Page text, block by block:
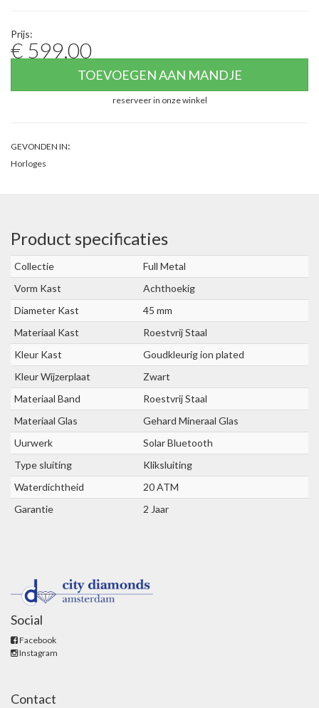
Prijs:
€ 599,00
TOEVOEGEN AAN MANDJE
reserveer in onze winkel
GEVONDEN IN:
Horloges
Product specificaties
Collectie
Full Metal
Vorm Kast
Achthoekig
Diameter Kast
45 mm
Materiaal Kast
Roestvrij Staal
Kleur Kast
Goudkleurig ion plated
Kleur Wijzerplaat
Zwart
Materiaal Band
Roestvrij Staal
Materiaal Glas
Gehard Mineraal Glas
Uurwerk
Solar Bluetooth
Type sluiting
Kliksluiting
Waterdichtheid
20 ATM
Garantie
2 Jaar
Social
Facebook
Instagram
Contact